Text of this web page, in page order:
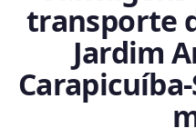
transporte
Jardim